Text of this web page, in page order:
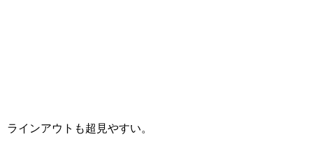
ラインアウトも超見やすい。